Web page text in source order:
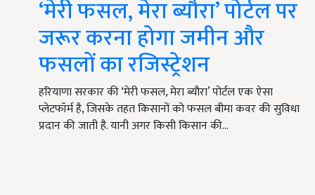
‘मेरी फसल, मेरा ब्यौरा’ पोर्टल पर
जरूर करना होगा जमीन और
फसलों का रजिस्ट्रेशन
हरियाणा सरकार की ‘मेरी फसल, मेरा ब्यौरा’ पोर्टल एक ऐसा
प्लेटफॉर्म है, जिसके तहत किसानों को फसल बीमा कवर की सुविधा
प्रदान की जाती है. यानी अगर किसी किसान की…